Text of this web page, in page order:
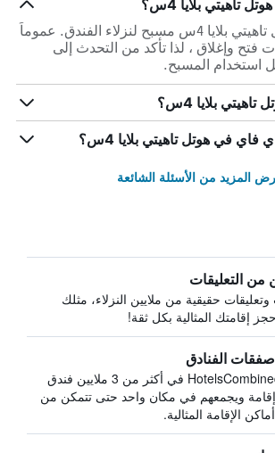
بلايا 4س؟
نعم ، يوجد في هوتل تاهيتي بلايا 4س مسبح لنزلاء الفندق. عموماً
فتح وإغلاق ، لذا تأكد من التحدث إلى
استخدام المسبح.
بلايا 4س؟
في هوتل تاهيتي بلايا 4س؟
المزيد من الأسئلة الشائعة
من التعليقات
وتعليقات حقيقية من ملايين النزلاء، مثلك
إقامتك المثالية بكل ثقة!
الفنادق
يبحث HotelsCombined في أكثر من 3 ملايين فندق
ويجمعهم في مكان واحد حتى تتمكن من
الإقامة المثالية.